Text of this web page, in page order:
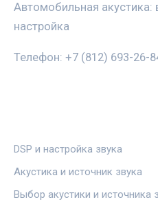
Автомобильная акустика:
настройка
Телефон: +7 (812) 693-26-
DSP и настройка звука
Акустика и источник звука
Выбор акустики и источника